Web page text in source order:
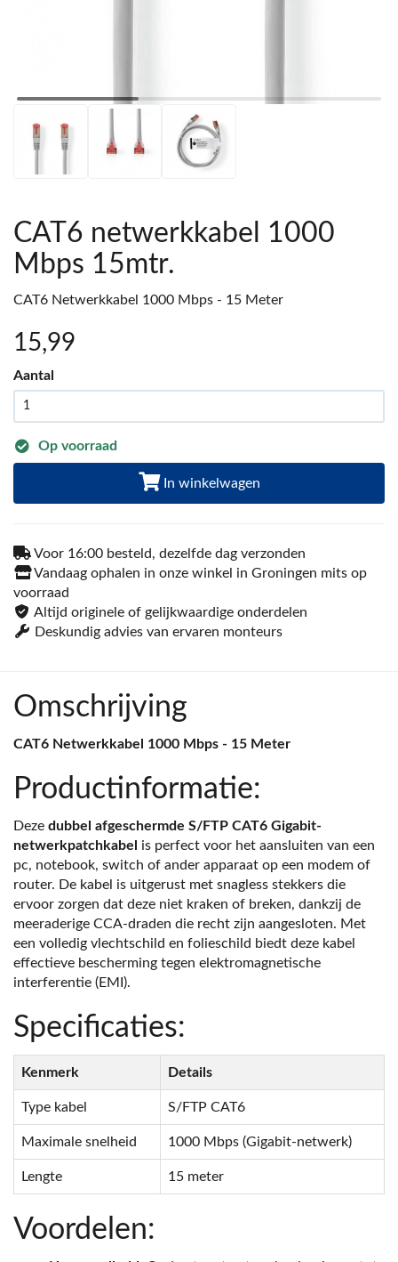
CAT6 netwerkkabel 1000
Mbps 15mtr.
CAT6 Netwerkkabel 1000 Mbps - 15 Meter
15,99
Aantal
Op voorraad
In winkelwagen
Voor 16:00 besteld, dezelfde dag verzonden
Vandaag ophalen in onze winkel in Groningen mits op
voorraad
Altijd originele of gelijkwaardige onderdelen
Deskundig advies van ervaren monteurs
Omschrijving
CAT6 Netwerkkabel 1000 Mbps - 15 Meter
Productinformatie:
Deze dubbel afgeschermde S/FTP CAT6 Gigabit-
netwerkpatchkabel is perfect voor het aansluiten van een
pc, notebook, switch of ander apparaat op een modem of
router. De kabel is uitgerust met snagless stekkers die
ervoor zorgen dat deze niet kraken of breken, dankzij de
meeraderige CCA-draden die recht zijn aangesloten. Met
een volledig vlechtschild en folieschild biedt deze kabel
effectieve bescherming tegen elektromagnetische
interferentie (EMI).
Specificaties:
Kenmerk Details
Type kabel S/FTP CAT6
Maximale snelheid 1000 Mbps (Gigabit-netwerk)
Lengte 15 meter
Voordelen: